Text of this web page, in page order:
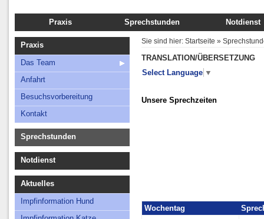
Praxis
Das Team
Anfahrt
Besuchsvorbereitung
Kontakt
Sprechstunden Notdienst
Praxis
Das Team
Anfahrt
Besuchsvorbereitung
Kontakt
Sprechstunden
Notdienst
Aktuelles
Impfinformation Hund
Sie sind hier: Startseite »
TRANSLATION/ÜBERSETZUNG
Select Language ▼
Unsere Sprechzeiten
Wochentag